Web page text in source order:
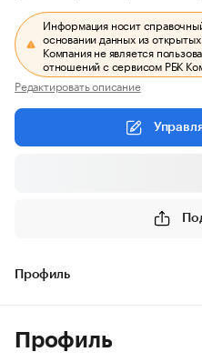
Информация носит
основании данных из открытых
Компания не является
отношений с сервисом РБК
Редактировать описание
Профиль
Профиль